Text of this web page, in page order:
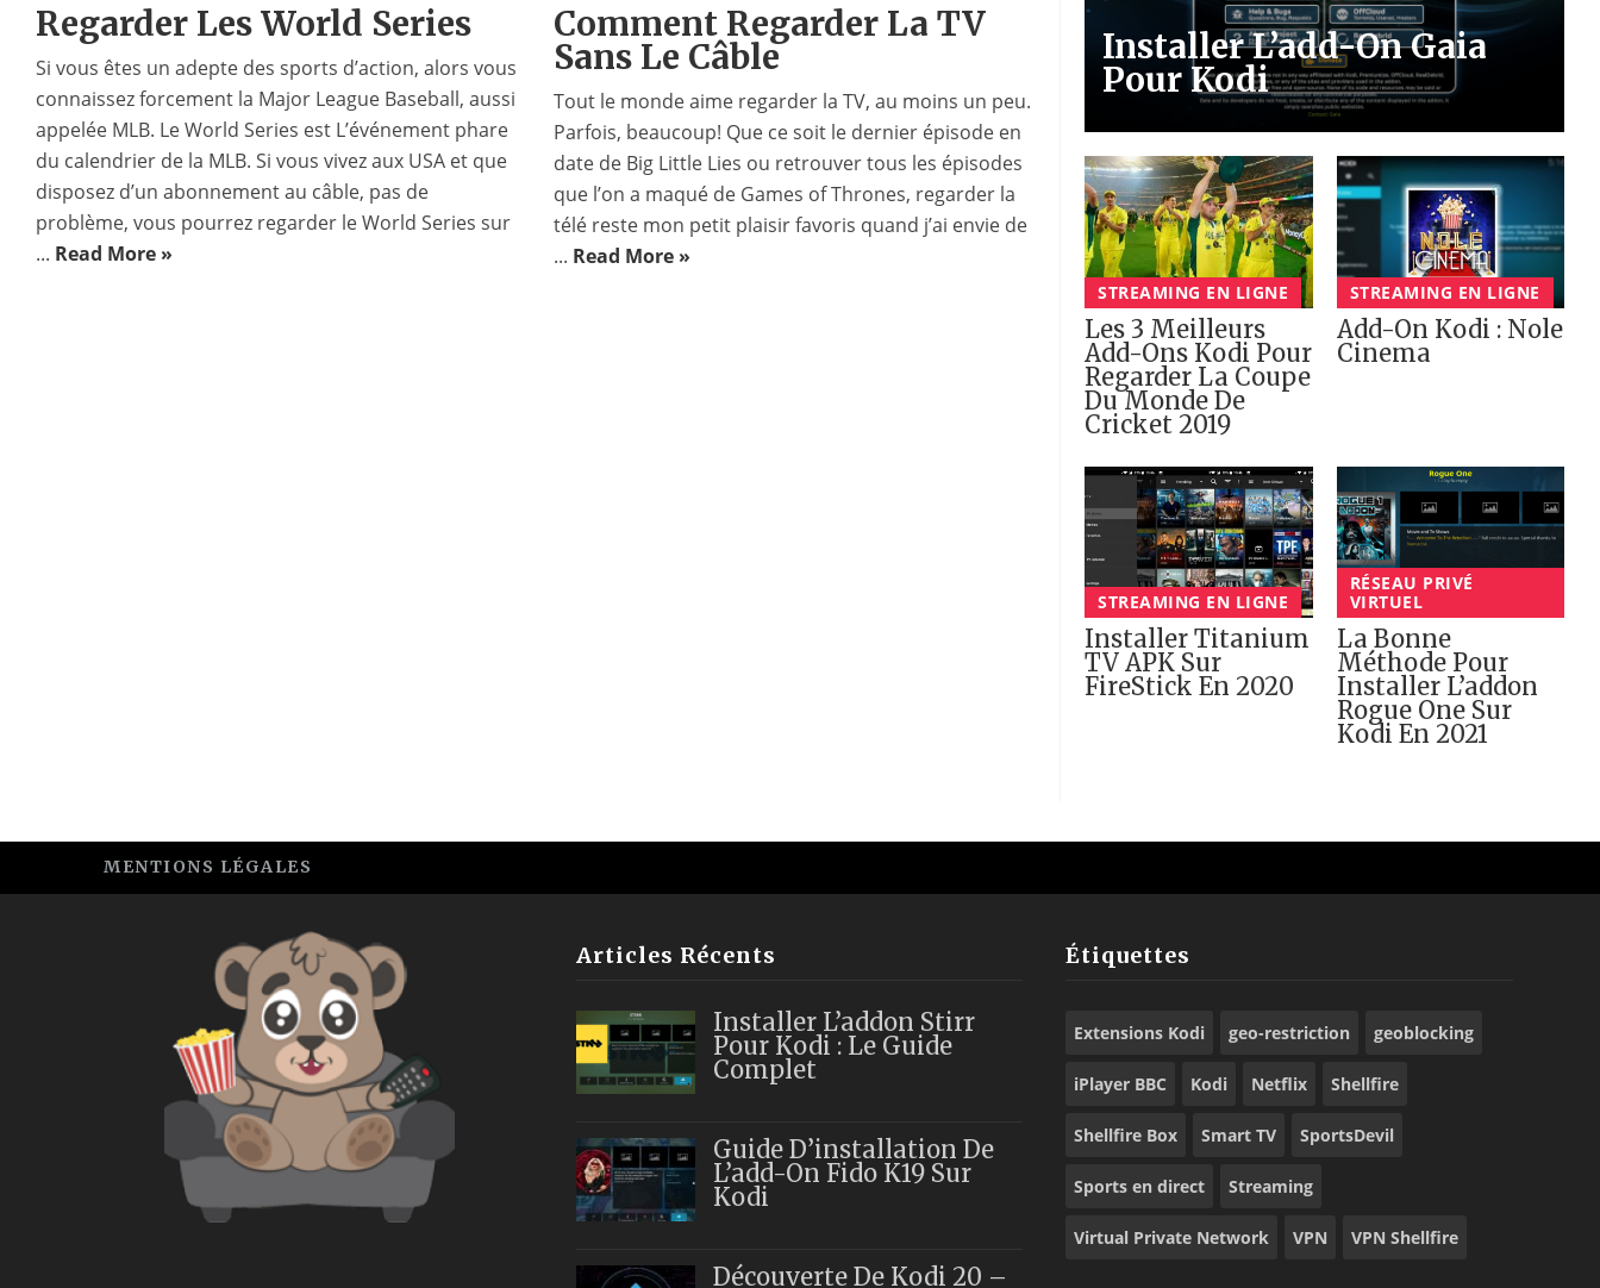
Regarder Les World Series
Si vous êtes un adepte des sports d’action, alors vous
connaissez forcement la Major League Baseball, aussi
appelée MLB. Le World Series est L’événement phare
du calendrier de la MLB. Si vous vivez aux USA et que
disposez d’un abonnement au câble, pas de
problème, vous pourrez regarder le World Series sur
... Read More »
Comment Regarder La TV
Sans Le Câble
Tout le monde aime regarder la TV, au moins un peu.
Parfois, beaucoup! Que ce soit le dernier épisode en
date de Big Little Lies ou retrouver tous les épisodes
que l’on a maqué de Games of Thrones, regarder la
télé reste mon petit plaisir favoris quand j’ai envie de
... Read More »
Installer L’add-On Gaia
Pour Kodi
STREAMING EN LIGNE
Les 3 Meilleurs
Add-Ons Kodi Pour
Regarder La Coupe
Du Monde De
Cricket 2019
STREAMING EN LIGNE
Add-On Kodi : Nole
Cinema
STREAMING EN LIGNE
Installer Titanium
TV APK Sur
FireStick En 2020
RÉSEAU PRIVÉ
VIRTUEL
La Bonne
Méthode Pour
Installer L’addon
Rogue One Sur
Kodi En 2021
MENTIONS LÉGALES
Articles Récents
Installer L’addon Stirr
Pour Kodi : Le Guide
Complet
Guide D’installation De
L’add-On Fido K19 Sur
Kodi
Découverte De Kodi 20 –
Étiquettes
Extensions Kodi geo-restriction geoblocking
iPlayer BBC Kodi Netflix Shellfire
Shellfire Box Smart TV SportsDevil
Sports en direct Streaming
Virtual Private Network VPN VPN Shellfire